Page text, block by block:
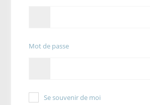
Mot de passe
Se souvenir de moi